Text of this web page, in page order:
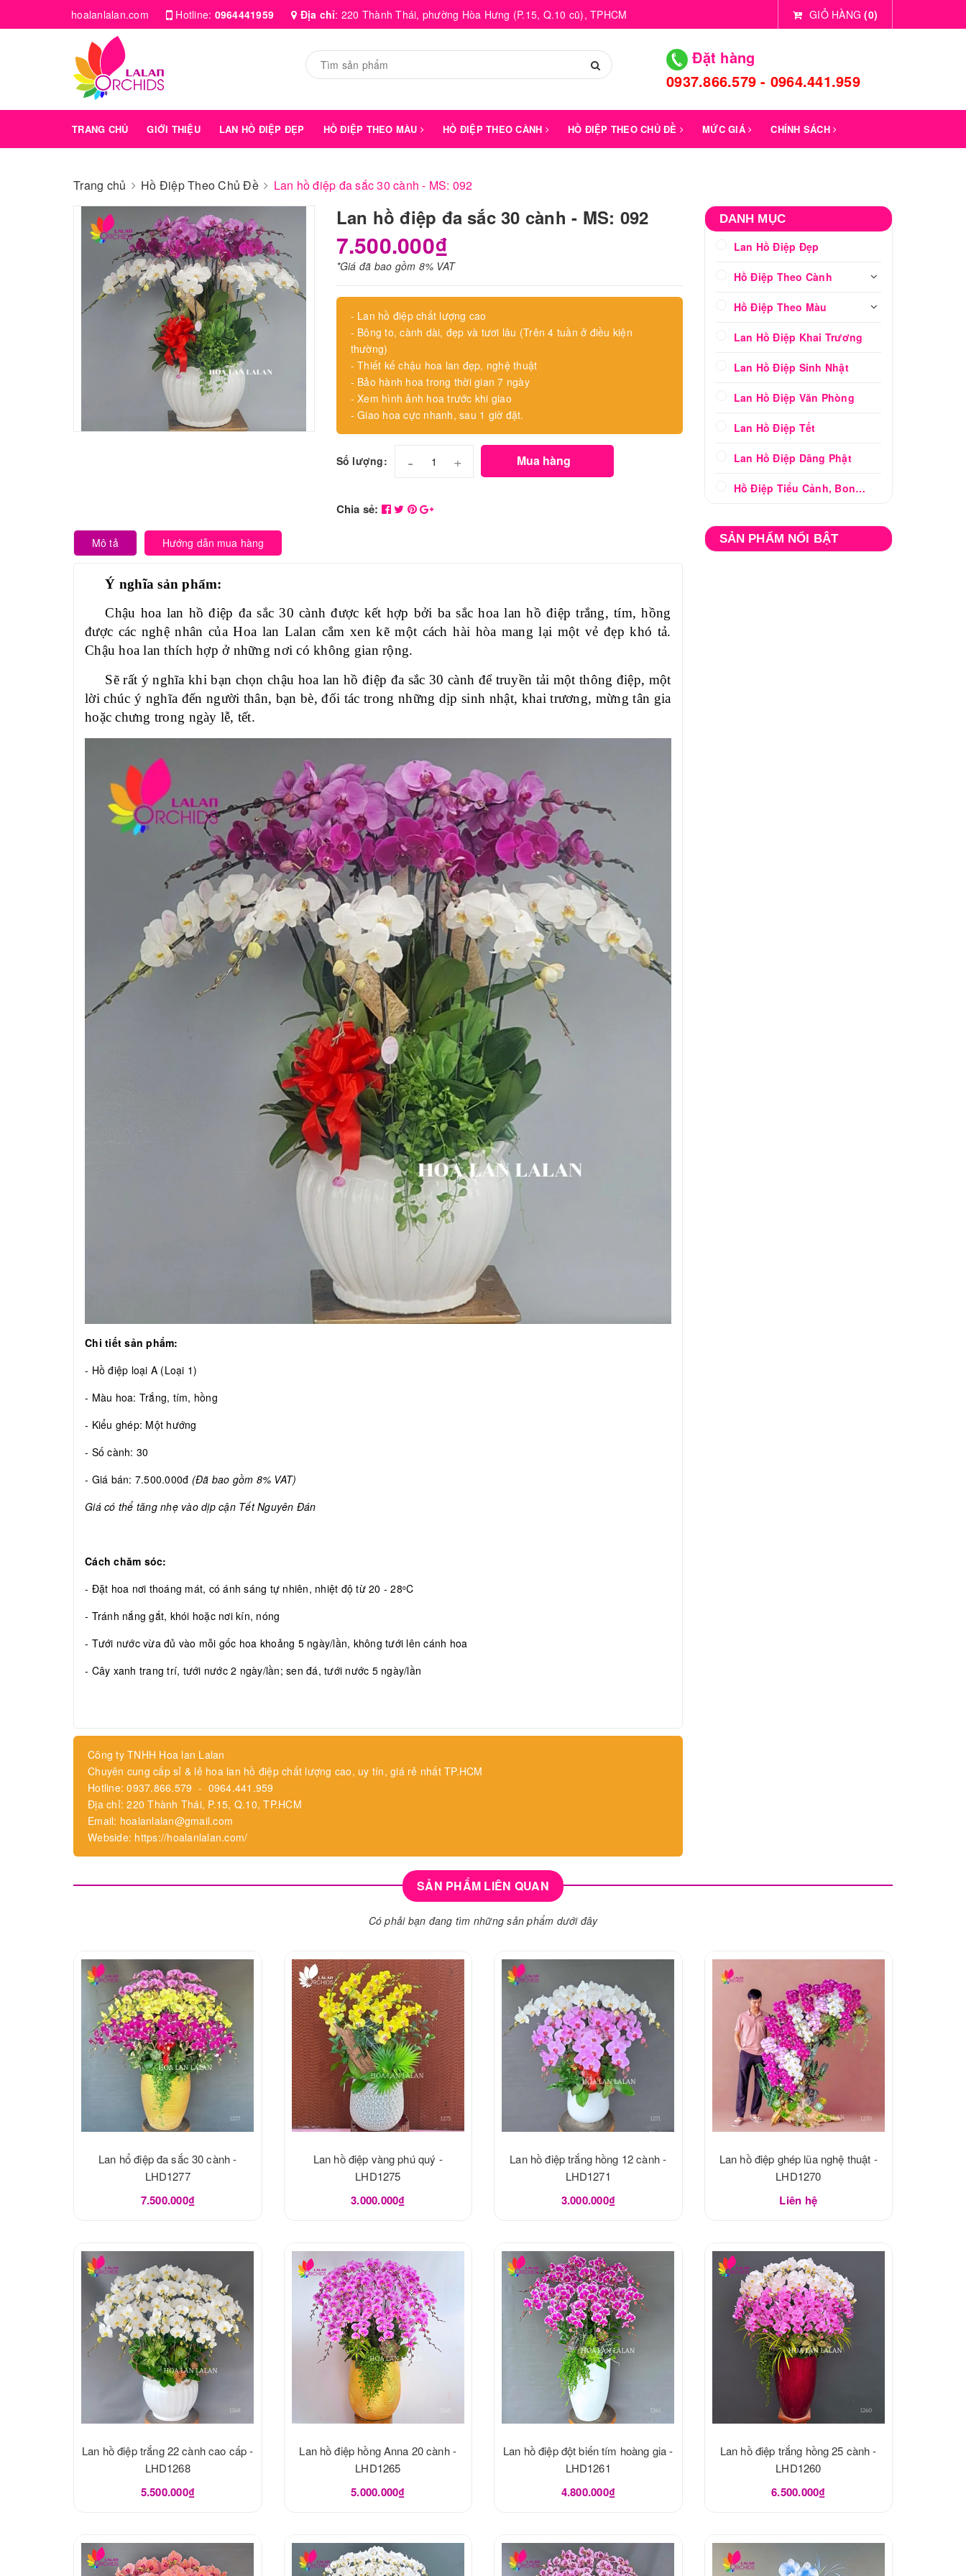
hoalanlalan.com Hotline: 0964441959 Địa chỉ: 220 Thành Thái, phường Hòa Hưng (P.15, Q.10 cũ), TPHCM GIỎ HÀNG (0)
Đặt hàng
0937.866.579 - 0964.441.959
TRANG CHỦ GIỚI THIỆU LAN HỒ ĐIỆP ĐẸP HỒ ĐIỆP THEO MÀU HỒ ĐIỆP THEO CÀNH HỒ ĐIỆP THEO CHỦ ĐỀ MỨC GIÁ CHÍNH SÁCH
Trang chủ Hồ Điệp Theo Chủ Đề Lan hồ điệp đa sắc 30 cành - MS: 092
Lan hồ điệp đa sắc 30 cành - MS: 092
7.500.000₫
*Giá đã bao gồm 8% VAT
- Lan hồ điệp chất lượng cao
- Bông to, cành dài, đẹp và tươi lâu (Trên 4 tuần ở điều kiện
thường)
- Thiết kế chậu hoa lan đẹp, nghệ thuật
- Bảo hành hoa trong thời gian 7 ngày
- Xem hình ảnh hoa trước khi giao
- Giao hoa cực nhanh, sau 1 giờ đặt.
Số lượng: - + Mua hàng
Chia sẻ:
Mô tả Hướng dẫn mua hàng
Ý nghĩa sản phẩm:
Chậu hoa lan hồ điệp đa sắc 30 cành được kết hợp bởi ba sắc hoa lan hồ điệp trắng, tím, hồng
được các nghệ nhân của Hoa lan Lalan cắm xen kẽ một cách hài hòa mang lại một vẻ đẹp khó tả.
Chậu hoa lan thích hợp ở những nơi có không gian rộng.
Sẽ rất ý nghĩa khi bạn chọn chậu hoa lan hồ điệp đa sắc 30 cành để truyền tải một thông điệp, một
lời chúc ý nghĩa đến người thân, bạn bè, đối tác trong những dịp sinh nhật, khai trương, mừng tân gia
hoặc chưng trong ngày lễ, tết.
Chi tiết sản phẩm:
- Hồ điệp loại A (Loại 1)
- Màu hoa: Trắng, tím, hồng
- Kiểu ghép: Một hướng
- Số cành: 30
- Giá bán: 7.500.000đ (Đã bao gồm 8% VAT)
Giá có thể tăng nhẹ vào dịp cận Tết Nguyên Đán
Cách chăm sóc:
- Đặt hoa nơi thoáng mát, có ánh sáng tự nhiên, nhiệt độ từ 20 - 28oC
- Tránh nắng gắt, khói hoặc nơi kín, nóng
- Tưới nước vừa đủ vào mỗi gốc hoa khoảng 5 ngày/lần, không tưới lên cánh hoa
- Cây xanh trang trí, tưới nước 2 ngày/lần; sen đá, tưới nước 5 ngày/lần
Công ty TNHH Hoa lan Lalan
Chuyên cung cấp sỉ & lẻ hoa lan hồ điệp chất lượng cao, uy tín, giá rẻ nhất TP.HCM
Hotline: 0937.866.579 - 0964.441.959
Địa chỉ: 220 Thành Thái, P.15, Q.10, TP.HCM
Email: hoalanlalan@gmail.com
Webside: https://hoalanlalan.com/
DANH MỤC
Lan Hồ Điệp Đẹp
Hồ Điệp Theo Cành
Hồ Điệp Theo Màu
Lan Hồ Điệp Khai Trương
Lan Hồ Điệp Sinh Nhật
Lan Hồ Điệp Văn Phòng
Lan Hồ Điệp Tết
Lan Hồ Điệp Dâng Phật
Hồ Điệp Tiểu Cảnh, Bonsai
SẢN PHẨM NỔI BẬT
SẢN PHẨM LIÊN QUAN
Có phải bạn đang tìm những sản phẩm dưới đây
Lan hổ điệp đa sắc 30 cành -
LHD1277
7.500.000₫
Lan hồ điệp vàng phú quý -
LHD1275
3.000.000₫
Lan hồ điệp trắng hồng 12 cành -
LHD1271
3.000.000₫
Lan hồ điệp ghép lũa nghệ thuật -
LHD1270
Liên hệ
Lan hồ điệp trắng 22 cành cao cấp -
LHD1268
5.500.000₫
Lan hồ điệp hồng Anna 20 cành -
LHD1265
5.000.000₫
Lan hồ điệp đột biến tím hoàng gia -
LHD1261
4.800.000₫
Lan hồ điệp trắng hồng 25 cành -
LHD1260
6.500.000₫